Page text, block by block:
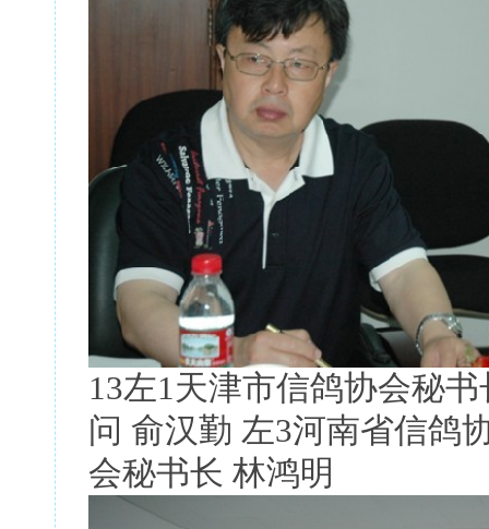
13左1天津市信鸽协会秘
问 俞汉勤 左3河南省信鸽
会秘书长 林鸿明